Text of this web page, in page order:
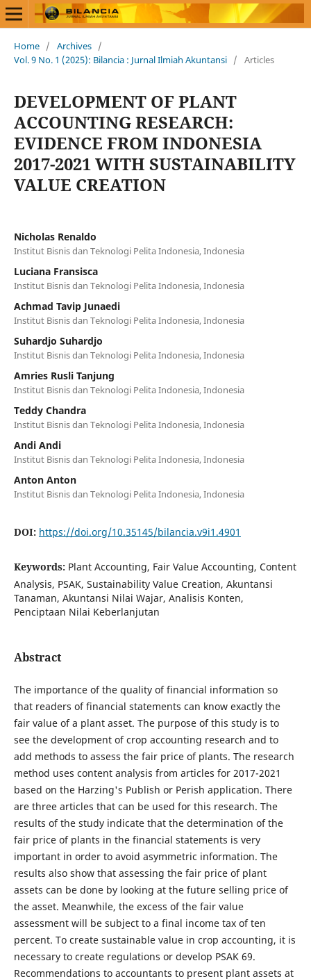
Home / Archives /
Vol. 9 No. 1 (2025): Bilancia : Jurnal Ilmiah Akuntansi / Articles
DEVELOPMENT OF PLANT
ACCOUNTING RESEARCH:
EVIDENCE FROM INDONESIA
2017-2021 WITH SUSTAINABILITY
VALUE CREATION
Nicholas Renaldo
Institut Bisnis dan Teknologi Pelita Indonesia, Indonesia
Luciana Fransisca
Institut Bisnis dan Teknologi Pelita Indonesia, Indonesia
Achmad Tavip Junaedi
Institut Bisnis dan Teknologi Pelita Indonesia, Indonesia
Suhardjo Suhardjo
Institut Bisnis dan Teknologi Pelita Indonesia, Indonesia
Amries Rusli Tanjung
Institut Bisnis dan Teknologi Pelita Indonesia, Indonesia
Teddy Chandra
Institut Bisnis dan Teknologi Pelita Indonesia, Indonesia
Andi Andi
Institut Bisnis dan Teknologi Pelita Indonesia, Indonesia
Anton Anton
Institut Bisnis dan Teknologi Pelita Indonesia, Indonesia
DOI: https://doi.org/10.35145/bilancia.v9i1.4901
Keywords: Plant Accounting, Fair Value Accounting, Content
Analysis, PSAK, Sustainability Value Creation, Akuntansi
Tanaman, Akuntansi Nilai Wajar, Analisis Konten,
Penciptaan Nilai Keberlanjutan
Abstract
The importance of the quality of financial information so
that readers of financial statements can know exactly the
fair value of a plant asset. The purpose of this study is to
see the development of crop accounting research and to
add methods to assess the fair price of plants. The research
method uses content analysis from articles for 2017-2021
based on the Harzing's Publish or Perish application. There
are three articles that can be used for this research. The
results of the study indicate that the determination of the
fair price of plants in the financial statements is very
important in order to avoid asymmetric information. The
results also show that assessing the fair price of plant
assets can be done by looking at the future selling price of
the asset. Meanwhile, the excess of the fair value
assessment will be subject to a final income tax of ten
percent. To create sustainable value in crop accounting, it is
necessary to create regulations or develop PSAK 69.
Recommendations to accountants to present plant assets at